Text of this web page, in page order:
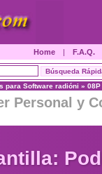
Home | F.A.Q.
para Software radióni » 08P
Personal y